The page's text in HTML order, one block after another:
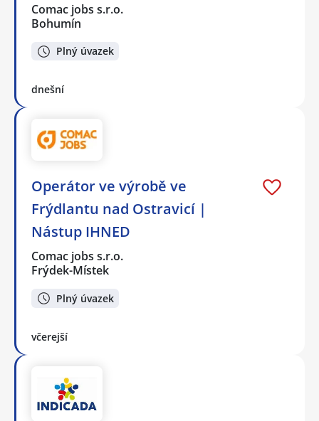
Comac jobs s.r.o.
Bohumín
Plný úvazek
dnešní
Operátor ve výrobě ve
Frýdlantu nad Ostravicí |
Nástup IHNED
Comac jobs s.r.o.
Frýdek-Místek
Plný úvazek
včerejší